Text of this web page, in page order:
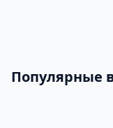
Популярные